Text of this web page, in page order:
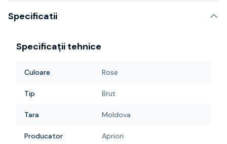
Specificatii
Specificații tehnice
Culoare Rose
Tip Brut
Tara Moldova
Producator Apriori